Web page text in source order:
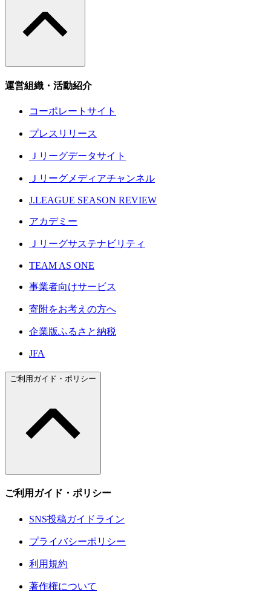
運営組織・活動紹介
コーポレートサイト
プレスリリース
Ｊリーグデータサイト
Ｊリーグメディアチャンネル
J.LEAGUE SEASON REVIEW
アカデミー
Ｊリーグサステナビリティ
TEAM AS ONE
事業者向けサービス
寄附をお考えの方へ
企業版ふるさと納税
JFA
ご利用ガイド・ポリシー
ご利用ガイド・ポリシー
SNS投稿ガイドライン
プライバシーポリシー
利用規約
著作権について